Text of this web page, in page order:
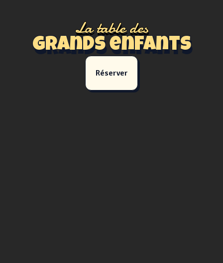
La table des
grands enfants
Réserver